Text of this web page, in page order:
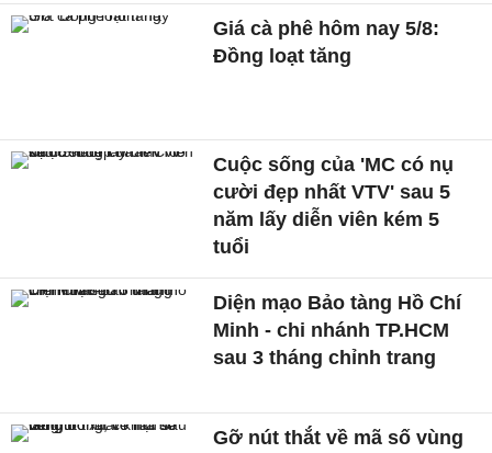
Giá cà phê hôm nay 5/8:
Đồng loạt tăng
Cuộc sống của 'MC có nụ
cười đẹp nhất VTV' sau 5
năm lấy diễn viên kém 5
tuổi
Diện mạo Bảo tàng Hồ Chí
Minh - chi nhánh TP.HCM
sau 3 tháng chỉnh trang
Gỡ nút thắt về mã số vùng